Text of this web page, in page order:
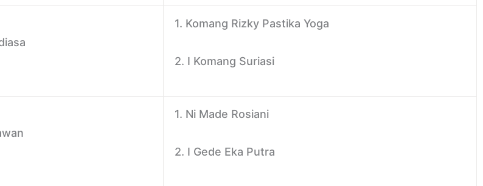
1. Komang Rizky Pastika Yoga
2. I Komang Suriasi
1. Ni Made Rosiani
2. I Gede Eka Putra